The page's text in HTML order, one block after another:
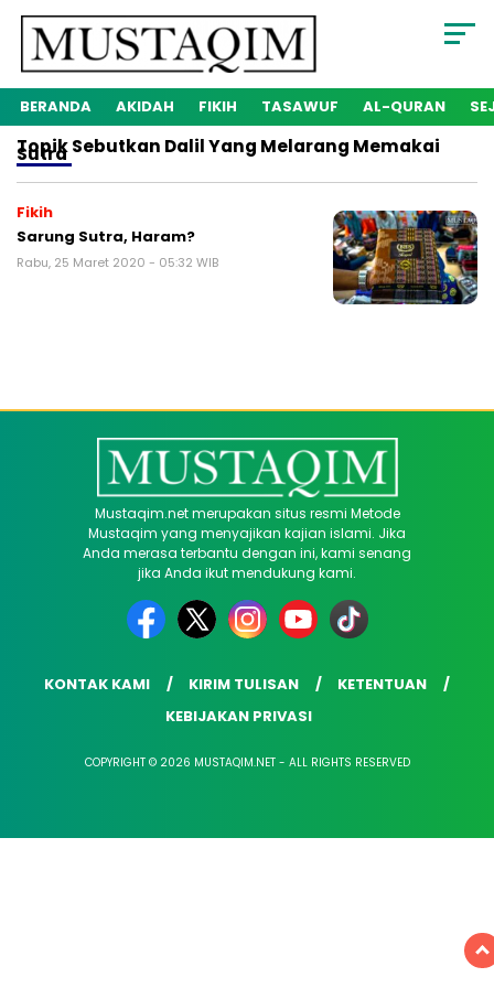
BERANDA AKIDAH FIKIH TASAWUF AL-QURAN
TopikSebutkan Dalil Yang Melarang Memakai
Sutra
Fikih
Sarung Sutra, Haram?
Rabu, 25 Maret 2020 - 05:32 WIB
Mustaqim.net merupakan situs resmi Metode
Mustaqim yang menyajikan kajian islami. Jika
Anda merasa terbantu dengan ini, kami senang
jika Anda ikut mendukung kami.
KONTAK KAMI KIRIM TULISAN
KETENTUAN
KEBIJAKAN PRIVASI
COPYRIGHT © 2026 MUSTAQIM.NET - ALL RIGHTS RESERVED